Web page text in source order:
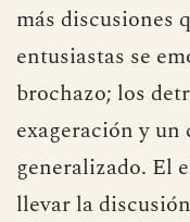
más discusiones
entusiastas se
brochazo; los
exageración y
generalizado. El
llevar la